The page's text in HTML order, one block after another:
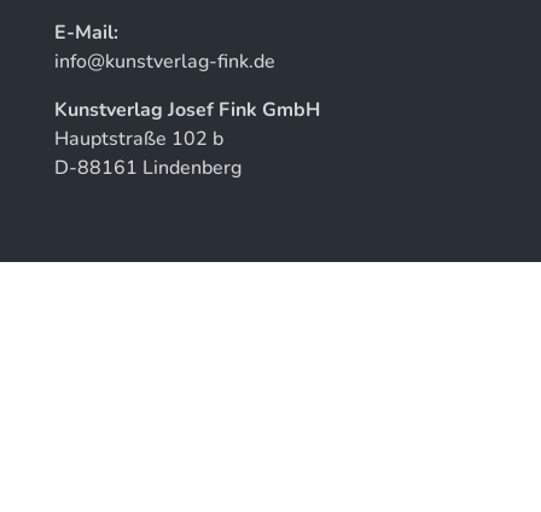
E-Mail:
info@kunstverlag-fink.de
Kunstverlag Josef Fink GmbH
Hauptstraße 102 b
D-88161 Lindenberg